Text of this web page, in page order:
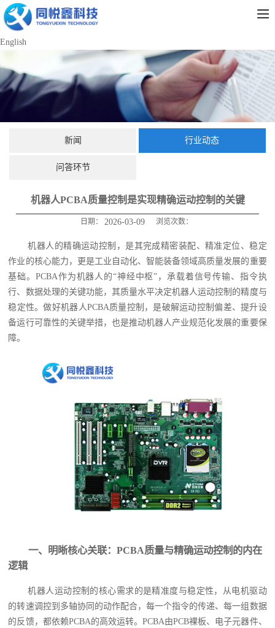
English
新闻 行业动态
问答环节
机器人PCBA质量控制是实现精确运动控制的关键
日期： 2026-03-09 浏览次数：
机器人的精确运动控制，是其完成精密装配、精准定位、稳定
作业的核心能力，更是工业自动化、智能装备领域高质量发展的重要
基础。PCBA作为机器人的“神经中枢”，承载着信号传输、指令执
行、数据处理的关键功能，其质量水平决定机器人运动控制的精度与
稳定性。做好机器人PCBA质量控制，是破解运动控制偏差、提升设
备运行可靠性的关键举措，也是推动机器人产业规范化发展的重要保
障。
一、明晰核心关联：PCBA质量与精确运动控制的内在
逻辑
机器人运动控制的核心需求的是精准度与稳定性，从电机驱动
的转速调控到多轴协同的动作配合，每一个指令的传递、每一组数据
的反馈，都依赖PCBA的高效运转。PCBA由PCB裸板、电子元器件、